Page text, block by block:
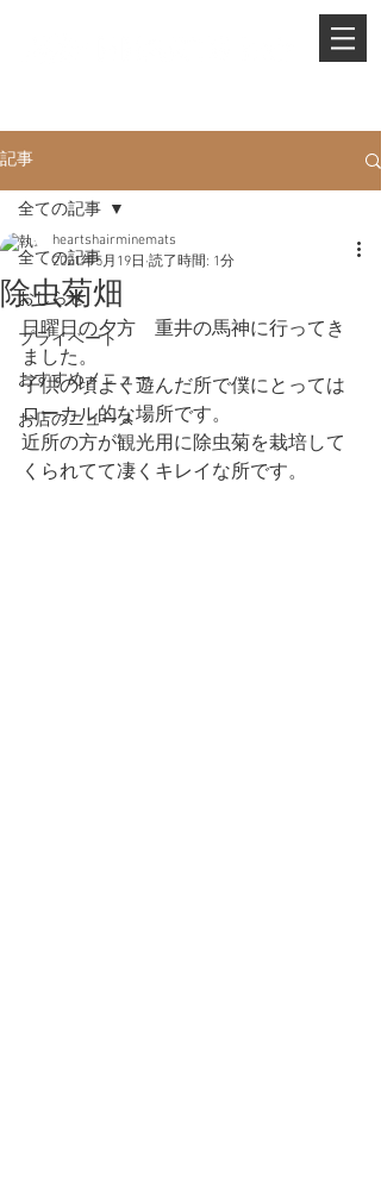
記事
全ての記事
おしらせ
プライベート
おすすめメニュー
お店のニュース
全ての記事
除虫菊畑
heartshairminemats
2021年5月19日 読了時間: 1分
日曜日の夕方　重井の馬神に行ってき
ました。
子供の頃よく遊んだ所で僕にとっては
ローカル的な場所です。
近所の方が観光用に除虫菊を栽培して
くられてて凄くキレイな所です。